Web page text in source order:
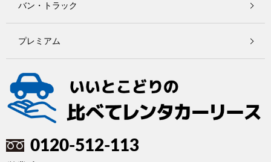
バン・トラック
プレミアム
0120-512-113